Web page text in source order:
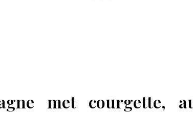
met courgette,